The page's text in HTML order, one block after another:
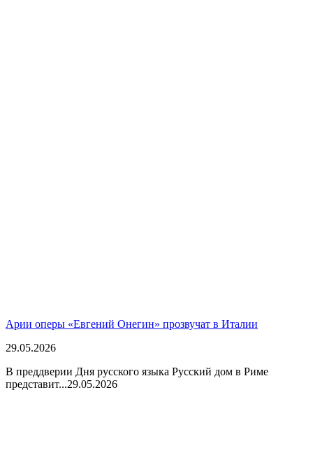
Арии оперы «Евгений Онегин» прозвучат в Италии
29.05.2026
В преддверии Дня русского языка Русский дом в Риме
представит...29.05.2026